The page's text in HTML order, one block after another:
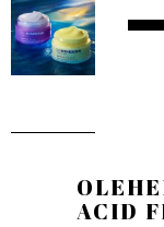
ACID